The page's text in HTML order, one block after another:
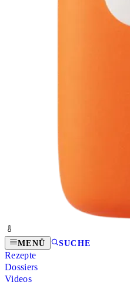
MENÜ SUCHE
Rezepte
Dossiers
Videos